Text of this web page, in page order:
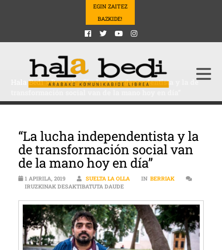
EGIN ZAITEZ
BAZKIDE!
Hala Bedi>Berriak>“La lucha independentista y la de
“La lucha independentista y la
de transformación social van
de la mano hoy en día”
1 APIRILA, 2019 SUELTA LA OLLA IN BERRIAK
IRUZKINAK DESAKTIBATUTA DAUDE“LA LUCHA INDEPENDENTISTA Y